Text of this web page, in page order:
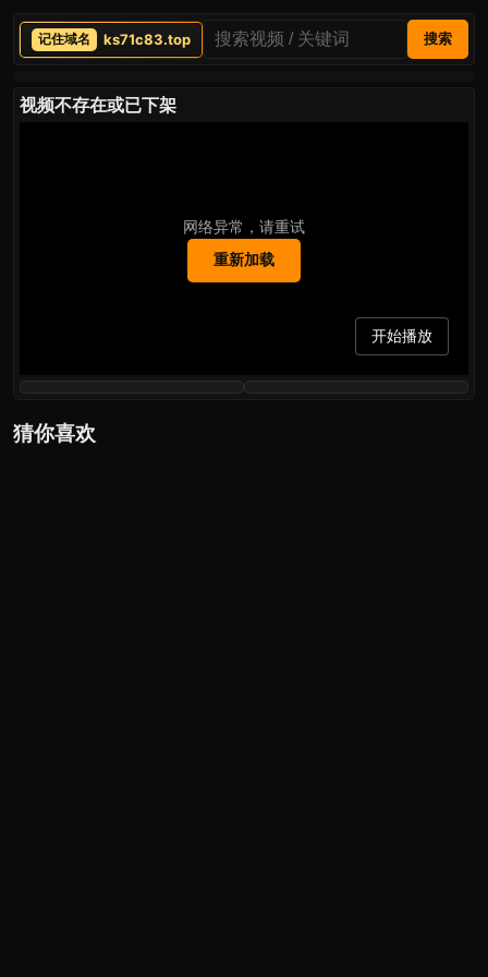
ks71c83.top 搜索
视频不存在或已下架
网络异常，请重试
重新加载
开始播放
猜你喜欢